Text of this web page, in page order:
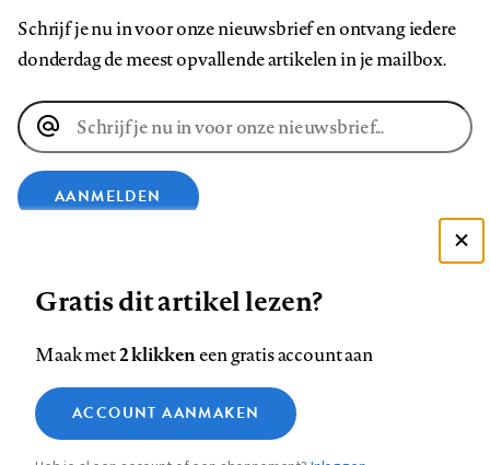
Schrijf je nu in voor onze nieuwsbrief en ontvang iedere
donderdag de meest opvallende artikelen in je mailbox.
E-
mailadres
AANMELDEN
op
Facebook
op
LinkedIn
op
Bluesky
ons
op
InstagramYouTube
Footer
Contact Colofon Disclaimer Privacy
Medische vragen verdienen
betrouwbare antwoorden
Zie onze cookie policy
Analytische cookies
Gratis dit artikel lezen?
Maak met2 klikkeneen gratis account aan
ACCOUNT AANMAKEN